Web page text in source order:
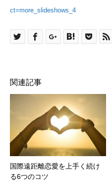
ct=more_slideshows_4
関連記事
国際遠距離恋愛を上手く続け
る6つのコツ